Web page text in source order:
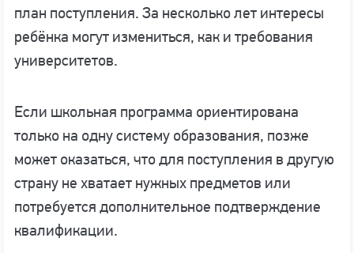
план поступления. За несколько лет интересы
ребёнка могут измениться, как и требования
университетов.
Если школьная программа ориентирована
только на одну систему образования, позже
может оказаться, что для поступления в другую
страну не хватает нужных предметов или
потребуется дополнительное подтверждение
квалификации.